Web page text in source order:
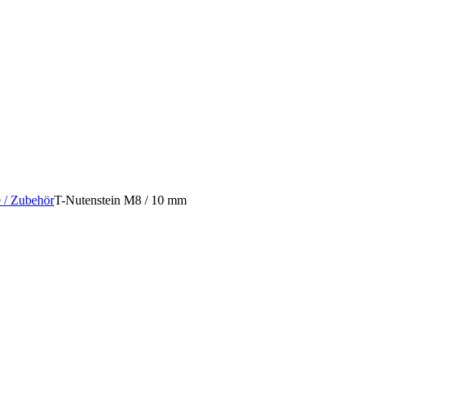
/ ZubehörT-Nutenstein M8 / 10 mm